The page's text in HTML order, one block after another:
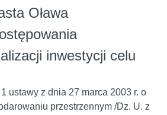
Oława
inwestycji celu
ustawy z dnia 27 marca 2003 r. o
przestrzennym /Dz. U. z